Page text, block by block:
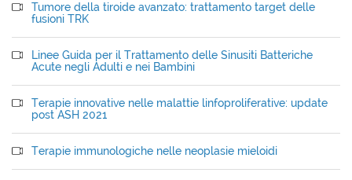
Tumore della tiroide avanzato: trattamento target delle
fusioni TRK
Linee Guida per il Trattamento delle Sinusiti Batteriche
Acute negli Adulti e nei Bambini
Terapie innovative nelle malattie linfoproliferative: update
post ASH 2021
Terapie immunologiche nelle neoplasie mieloidi